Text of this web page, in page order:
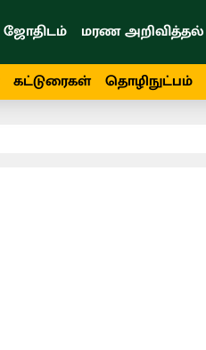
ஜோதிடம் மரண அறிவித்தல்
கட்டுரைகள் தொழிநுட்பம்